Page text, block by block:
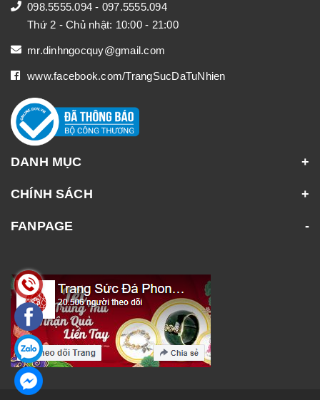
098.5555.094 - 097.5555.094
Thứ 2 - Chủ nhật: 10:00 - 21:00
mr.dinhngocquy@gmail.com
www.facebook.com/TrangSucDaTuNhien
DANH MỤC
CHÍNH SÁCH
FANPAGE